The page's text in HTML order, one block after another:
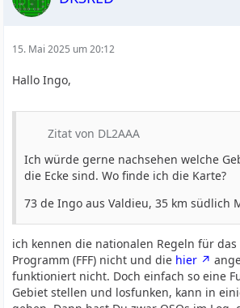
15. Mai 2025 um 20:12
Hallo Ingo,
Zitat von DL2AAA
Ich würde gerne nachsehen welche
die Ecke sind. Wo finde ich die Karte?
73 de Ingo aus Valdieu, 35 km südlich
ich kennen die nationalen Regeln für das
Programm (FFF) nicht und die hier
funktioniert nicht. Doch einfach so eine
Gebiet stellen und losfunken, kann in